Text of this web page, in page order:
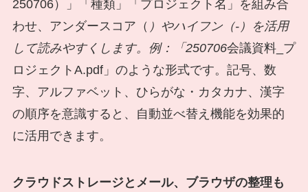
250706）」「種類」「プロジェクト名」を組み合
わせ、アンダースコア（ ）やハイフン（-）を活用
して読みやすくします。例：「250706会議資料_プ
ロジェクトA.pdf」のような形式です。記号、数
字、アルファベット、ひらがな・カタカナ、漢字
の順序を意識すると、自動並べ替え機能を効果的
に活用できます。
クラウドストレージとメール、ブラウザの整理も